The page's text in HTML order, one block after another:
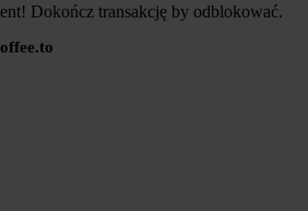
Dokończ transakcję by odblokować.